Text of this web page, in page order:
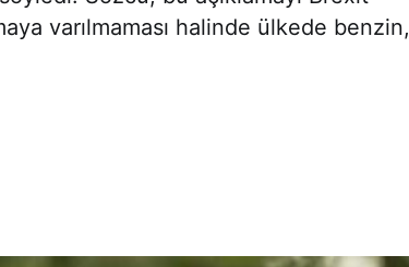
varılmaması halinde ülkede benzin,